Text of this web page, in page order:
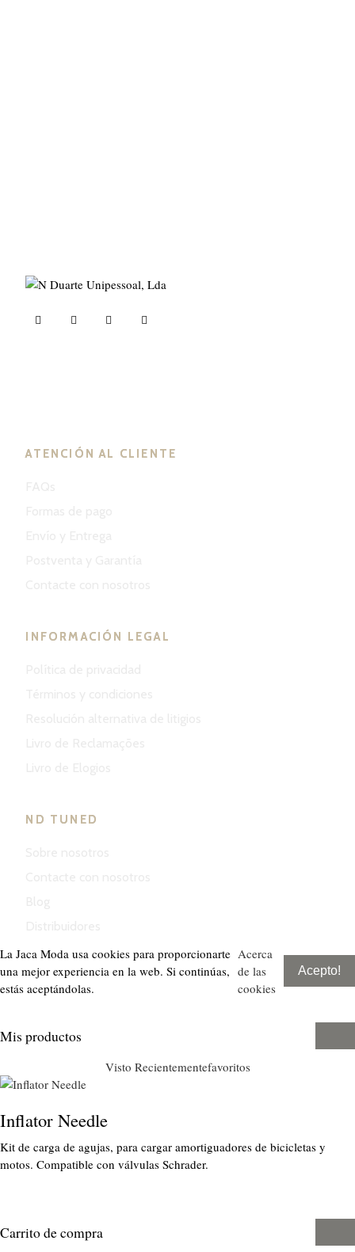
ATENCIÓN AL CLIENTE
INFORMACIÓN LEGAL
ND TUNED
La Jaca Moda usa cookies para proporcionarte
una mejor experiencia en la web. Si continúas,
estás aceptándolas.
Acerca
de las
cookies
Acepto!
Mis productos
Visto Recientementefavoritos
Inflator Needle
Kit de carga de agujas, para cargar amortiguadores de bicicletas y
motos. Compatible con válvulas Schrader.
Carrito de compra